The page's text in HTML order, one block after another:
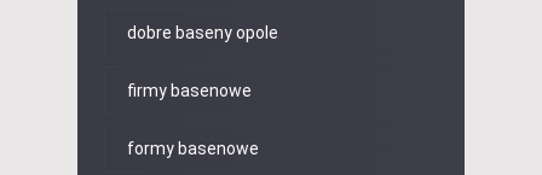
dobre baseny opole
firmy basenowe
formy basenowe